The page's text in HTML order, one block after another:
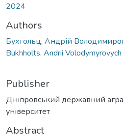
2024
Authors
Бухгольц, Андрій
Bukhholts, Andrii Volodymyrovych
Publisher
Дніпровський державний
університет
Abstract